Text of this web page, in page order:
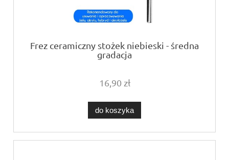
Frez ceramiczny stożek niebieski - średna
gradacja
16,90 zł
do koszyka